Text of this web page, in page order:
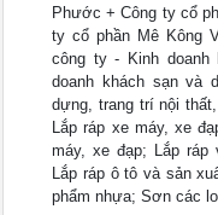
Phước + Công ty cổ
ty cổ phần Mê Kông
công ty - Kinh doanh
doanh khách sạn và
dựng, trang trí nội
Lắp ráp xe máy, xe
máy, xe đạp; Lắp ráp
Lắp ráp ô tô và sản
phẩm nhựa; Sơn các